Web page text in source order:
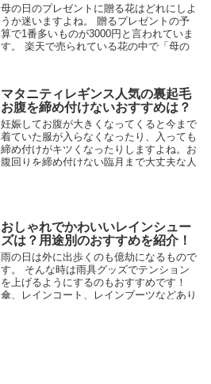
母の日のプレゼントに贈る花はどれにしよ
うか迷いますよね。 贈るプレゼントの予
算で1番多いものが3000円と言われていま
す。 楽天で売られている花の中で「母の
付きなど・・・ 母の日に予算3000円で絶
対喜ばれる花のプレゼントは？をご紹介い
たします。
2018.03.10
マタニティレギンス人気の裏起毛
お腹を締め付けないおすすめは？
妊娠してお腹が大きくなってくると今まで
着ていた服が入らなくなったり、入っても
締め付けがキツくなったりしますよね。お
腹回りを締め付けない臨月まで大丈夫な人
おしゃれでかわいいレインシュー
ズは？用途別のおすすめを紹介！
雨の日は外に出歩くのも億劫になるもので
す。 そんな時は雨具グッズでテンション
を上げるようにするのもおすすめです！
傘、レインコート、レインブーツなどあり